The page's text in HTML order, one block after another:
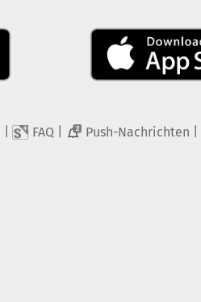
FAQ 2 Push-Nachrichten